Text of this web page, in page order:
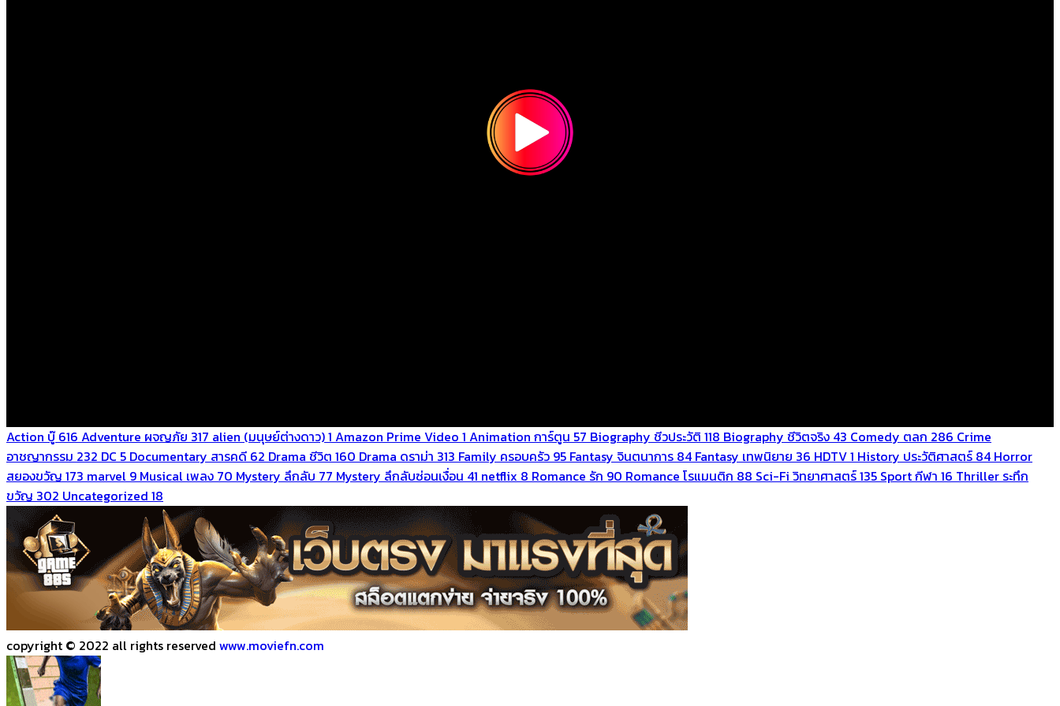
Action บู๊ 616 Adventure ผจญภัย 317 alien (มนุษย์ต่างดาว)1 Amazon Prime Video 1 Animation การ์ตูน 57 Biography ชีวประวัติ 118 Biography ชีวิตจริง 43 Comedy ตลก 286 Crime
อาชญากรรม 232 DC 5 Documentary สารคดี 62 Drama ชีวิต 160 Drama ดราม่า 313 Family ครอบครัว 95 Fantasy จินตนาการ 84 Fantasy เทพนิยาย 36 HDTV1 History ประวัติศาสตร์ 84 Horror
สยองขวัญ 173 marvel 9 Musical เพลง 70 Mystery ลึกลับ 77 Mystery ลึกลับซ่อนเงื่อน 41 netflix 8 Romance รัก 90 Romance โรแมนติก 88 Sci-Fi วิทยาศาสตร์135 Sport กีฬา 16 Thriller ระทึก
ขวัญ 302 Uncategorized 18
copyright © 2022 all rights reserved www.moviefn.com